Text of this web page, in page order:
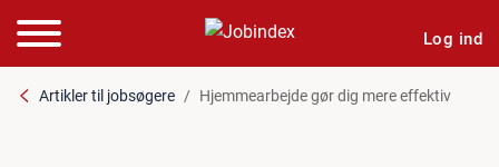
Log ind
Artikler til jobsøgere Hjemmearbejde gør dig mere effektiv